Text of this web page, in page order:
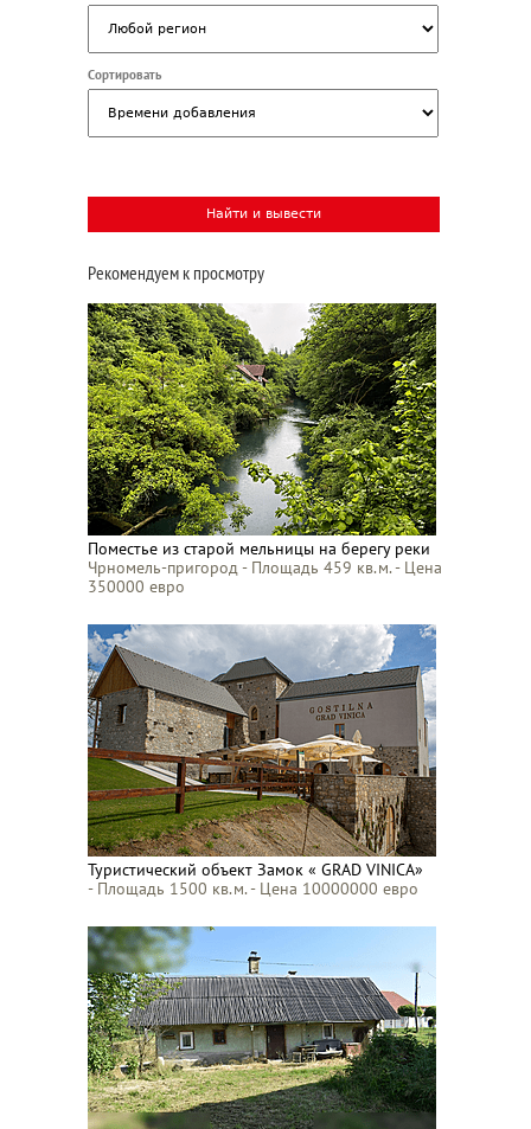
Сортировать
Рекомендуем к просмотру
Поместье из старой мельницы на берегу реки
Чрномель-пригород - Площадь 459 кв.м. - Цена
350000 евро
Туристический объект Замок « GRAD VINICA»
- Площадь 1500 кв.м. - Цена 10000000 евро